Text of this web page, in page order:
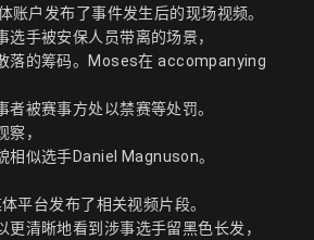
账户发布了事件发生后的现场视频。
选手被安保人员带离的场景，
落的筹码。Moses在 accompanying
者被赛事方处以禁赛等处罚。
，
相似选手Daniel Magnuson。
平台发布了相关视频片段。
更清晰地看到涉事选手留黑色长发，